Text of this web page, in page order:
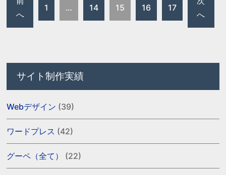
へ
1 … 14 15 16 17
へ
サイト制作実績
Webデザイン (39)
ワードプレス (42)
グーペ（全て） (22)